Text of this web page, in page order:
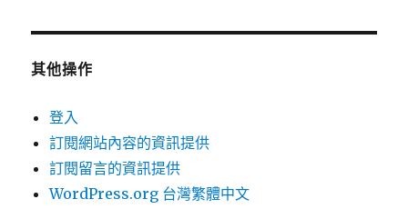
其他操作
登入
訂閱網站內容的資訊提供
訂閱留言的資訊提供
WordPress.org 台灣繁體中文